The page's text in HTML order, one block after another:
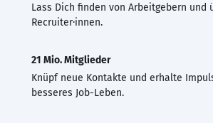
Lass Dich finden von Arbeitgebern und
Recruiter·innen.
21 Mio. Mitglieder
Knüpf neue Kontakte und erhalte
besseres Job-Leben.